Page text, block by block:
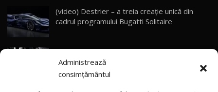
Administrează
consimțământul
30
Primele impresii despre BYD Seal U DM-i,
Sealion 7 și Seal 5 DM-i / Test Drive
AutoBlog.MD
13:56
(video) Destrier – a treia creație unică din
cadrul programului Bugatti Solitaire
(video) SRT prezintă tehnologia eBoost Air
care elimină decalajul turbo